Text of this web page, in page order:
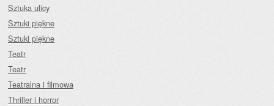
Sztuka ulicy
Sztuki piękne
Sztuki piękne
Teatr
Teatr
Teatralna i filmowa
Thriller i horror